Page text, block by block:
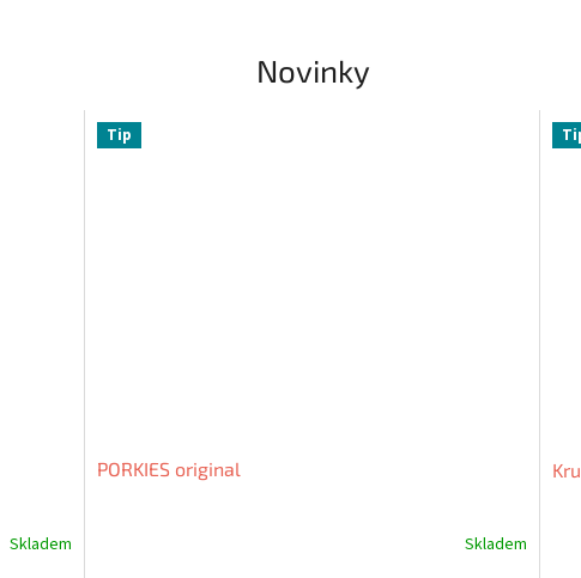
Novinky
Skladem
Tip
PORKIES original
Skladem